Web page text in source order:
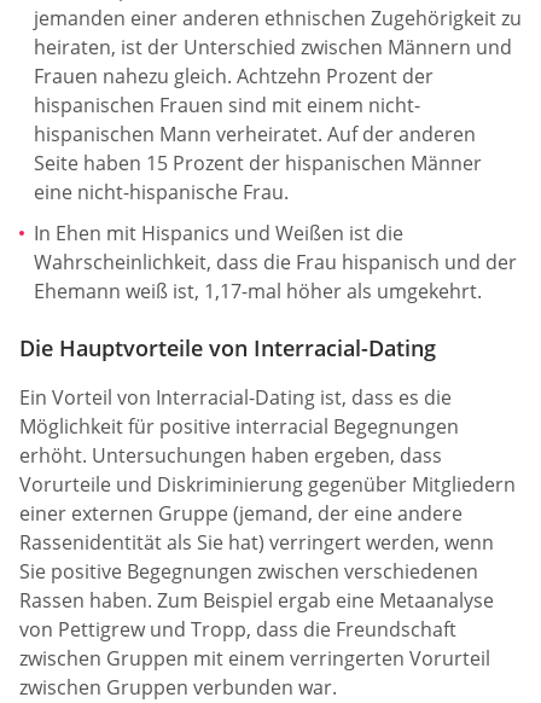
jemanden einer anderen ethnischen Zugehörigkeit zu
heiraten, ist der Unterschied zwischen Männern und
Frauen nahezu gleich. Achtzehn Prozent der
hispanischen Frauen sind mit einem nicht-
hispanischen Mann verheiratet. Auf der anderen
Seite haben 15 Prozent der hispanischen Männer
eine nicht-hispanische Frau.
In Ehen mit Hispanics und Weißen ist die
Wahrscheinlichkeit, dass die Frau hispanisch und der
Ehemann weiß ist, 1,17-mal höher als umgekehrt.
Die Hauptvorteile von Interracial-Dating
Ein Vorteil von Interracial-Dating ist, dass es die
Möglichkeit für positive interracial Begegnungen
erhöht. Untersuchungen haben ergeben, dass
Vorurteile und Diskriminierung gegenüber Mitgliedern
einer externen Gruppe (jemand, der eine andere
Rassenidentität als Sie hat) verringert werden, wenn
Sie positive Begegnungen zwischen verschiedenen
Rassen haben. Zum Beispiel ergab eine Metaanalyse
von Pettigrew und Tropp, dass die Freundschaft
zwischen Gruppen mit einem verringerten Vorurteil
zwischen Gruppen verbunden war.